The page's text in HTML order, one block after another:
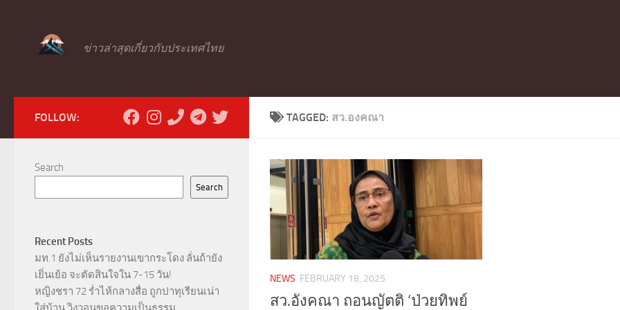
ข่าวล่าสุดเกี่ยวกับประเทศไทย
TAGGED: สว.องคณา
NEWS FEBRUARY 18, 2025
สว.อังคณา ถอนญัตติ ‘ป่วยทิพย์
FOLLOW:
Search
Search
Recent Posts
มท.1 ยังไม่เห็นรายงานเขากระโดง ลั่นถ้ายัง
เยิ่นเย้อ จะตัดสินใจใน 7-15 วัน!
หญิงชรา 72 ร่ำไห้กลางสื่อ ถูกปาทุเรียนเน่า